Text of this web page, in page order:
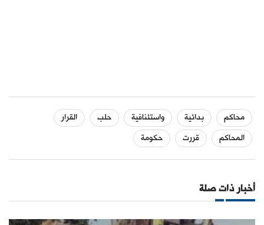
محاكم بدائية واستئنافية حلب
القرار
المحاكم
قررت حكومة
أخبار ذات صلة